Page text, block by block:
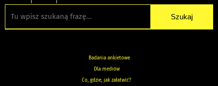
Badania ankietowe
Dla mediów
Co, gdzie, jak załatwić?